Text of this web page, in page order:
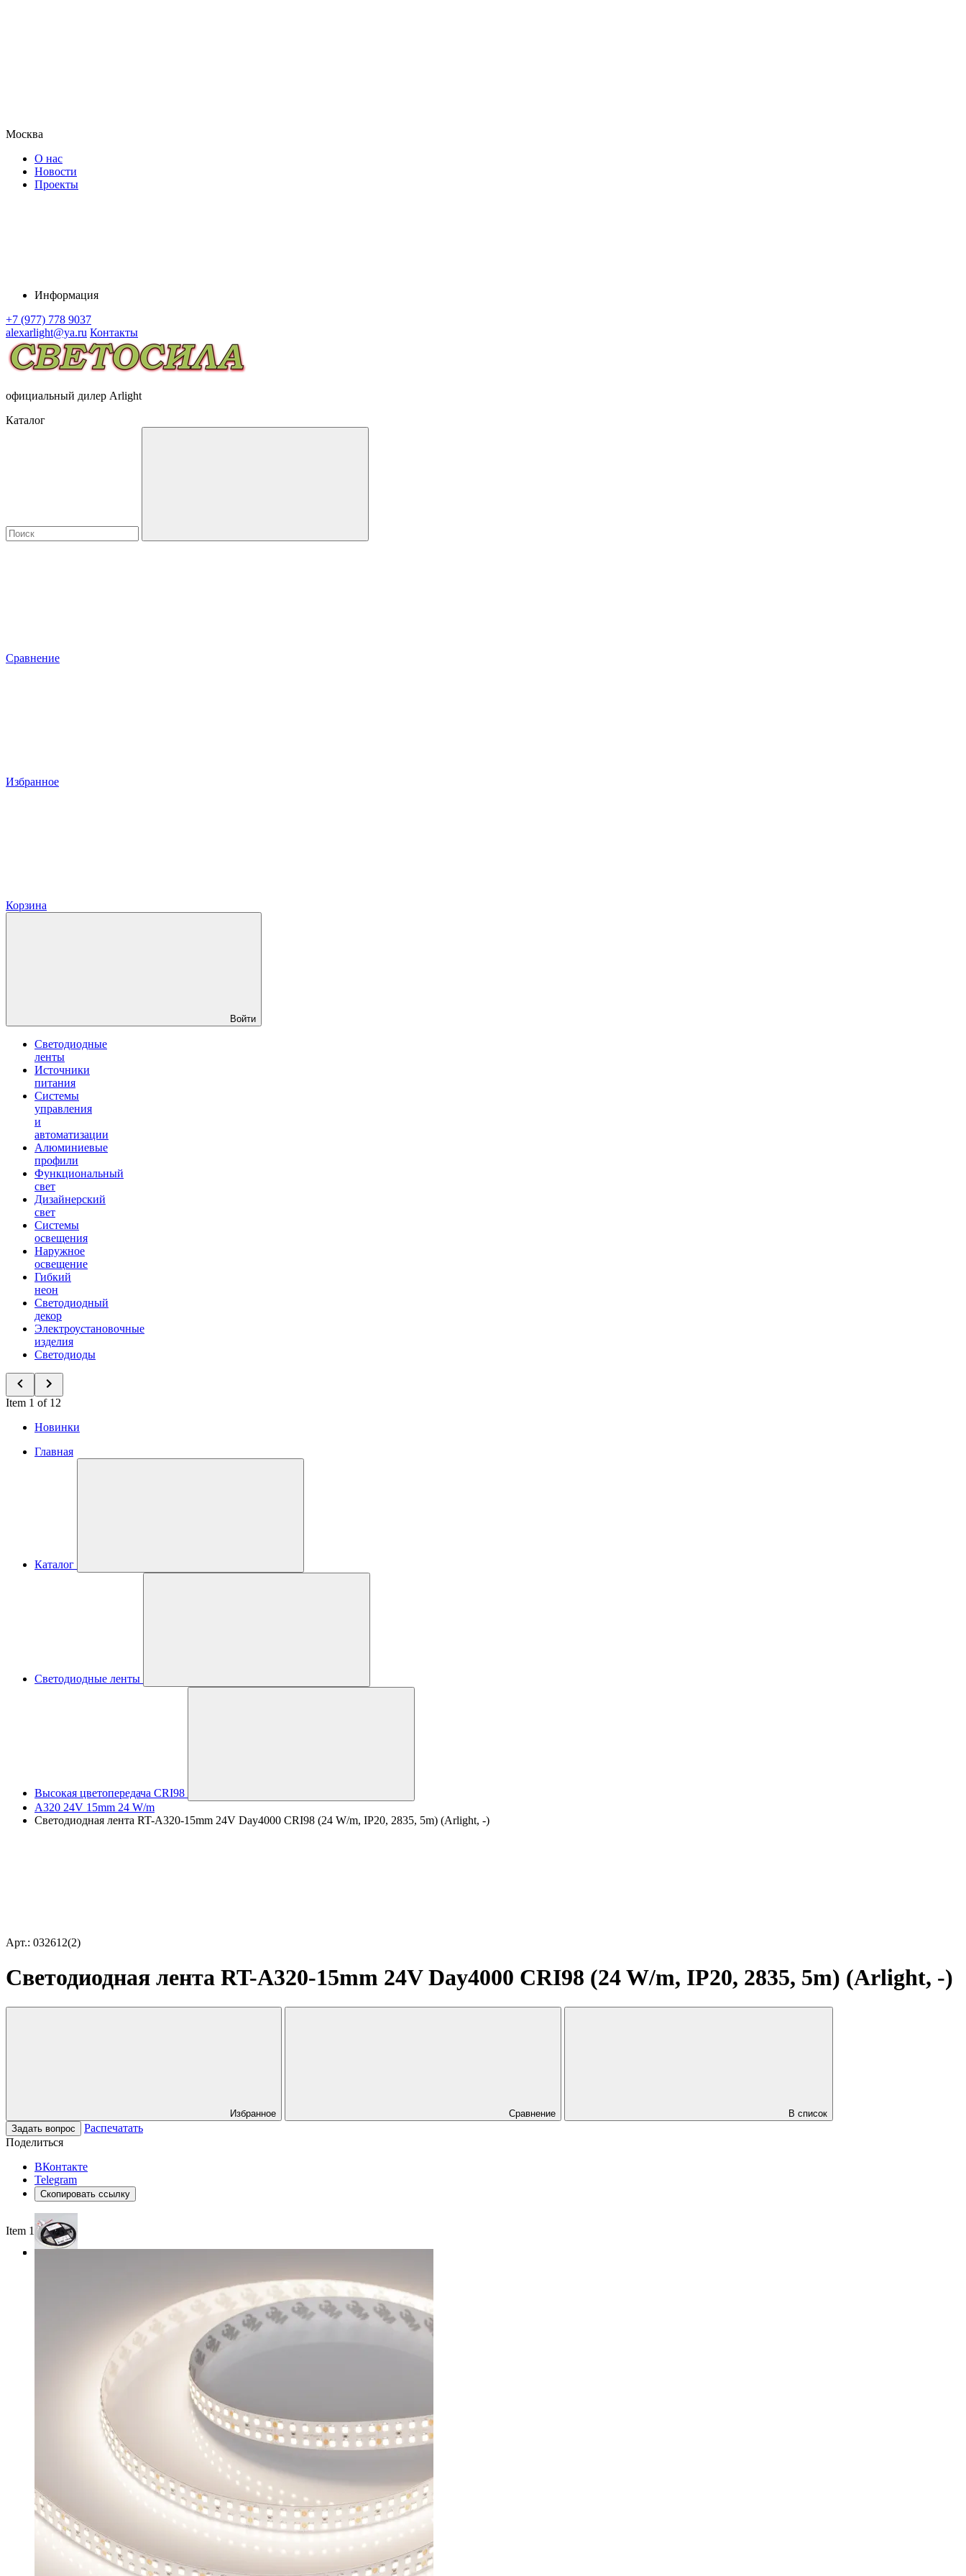
Москва
О нас
Новости
Проекты
Информация
+7 (977) 778 9037
alexarlight@ya.ru Контакты
официальный дилер Arlight
Каталог
Сравнение
Избранное
Корзина
Войти
Светодиодные
ленты
Источники
питания
Системы
управления
и
автоматизации
Алюминиевые
профили
Функциональный
свет
Дизайнерский
свет
Системы
освещения
Наружное
освещение
Гибкий
неон
Светодиодный
декор
Электроустановочные
изделия
Светодиоды
Item 1 of 12
Новинки
Главная
Каталог
Светодиодные ленты
Высокая цветопередача CRI98
A320 24V 15mm 24 W/m
Светодиодная лента RT-A320-15mm 24V Day4000 CRI98 (24 W/m, IP20, 2835, 5m) (Arlight, -)
Арт.: 032612(2)
Светодиодная лента RT-A320-15mm 24V Day4000 CRI98 (24 W/m, IP20, 2835, 5m) (Arlight, -)
Избранное Сравнение
В список
Задать вопрос
Распечатать
Поделиться
ВКонтакте
Telegram
Скопировать ссылку
Item 1 of 3